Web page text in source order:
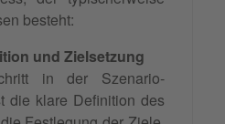
besteht:
und Zielsetzung
in der Szenario-
die klare Definition des